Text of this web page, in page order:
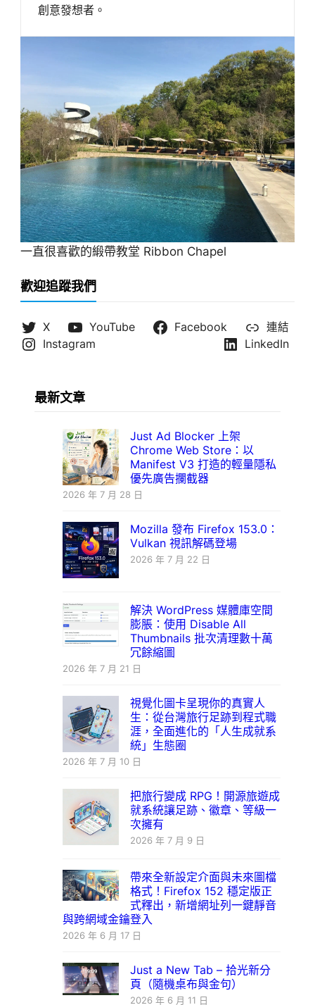
創意發想者。
一直很喜歡的緞帶教堂 Ribbon Chapel
歡迎追蹤我們
X YouTube Facebook
連結
Instagram
LinkedIn
最新文章
Just Ad Blocker 上架
Chrome Web Store：以
Manifest V3 打造的輕量隱私
優先廣告攔截器
2026 年 7 月 28 日
Mozilla 發布 Firefox 153.0：
Vulkan 視訊解碼登場
2026 年 7 月 22 日
解決 WordPress 媒體庫空間
膨脹：使用 Disable All
Thumbnails 批次清理數十萬
冗餘縮圖
2026 年 7 月 21 日
視覺化圖卡呈現你的真實人
生：從台灣旅行足跡到程式職
涯，全面進化的「人生成就系
統」生態圈
2026 年 7 月 10 日
把旅行變成 RPG！開源旅遊成
就系統讓足跡、徽章、等級一
次擁有
2026 年 7 月 9 日
帶來全新設定介面與未來圖檔
格式！Firefox 152 穩定版正
式釋出，新增網址列一鍵靜音
與跨網域金鑰登入
2026 年 6 月 17 日
Just a New Tab – 拾光新分
頁（隨機桌布與金句）
2026 年 6 月 11 日